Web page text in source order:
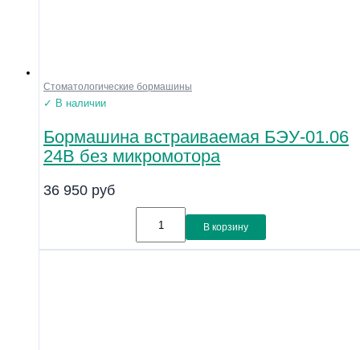
Стоматологические бормашины
✓ В наличии
Бормашина встраиваемая БЭУ-01.06
24В без микромотора
36 950 руб
В корзину